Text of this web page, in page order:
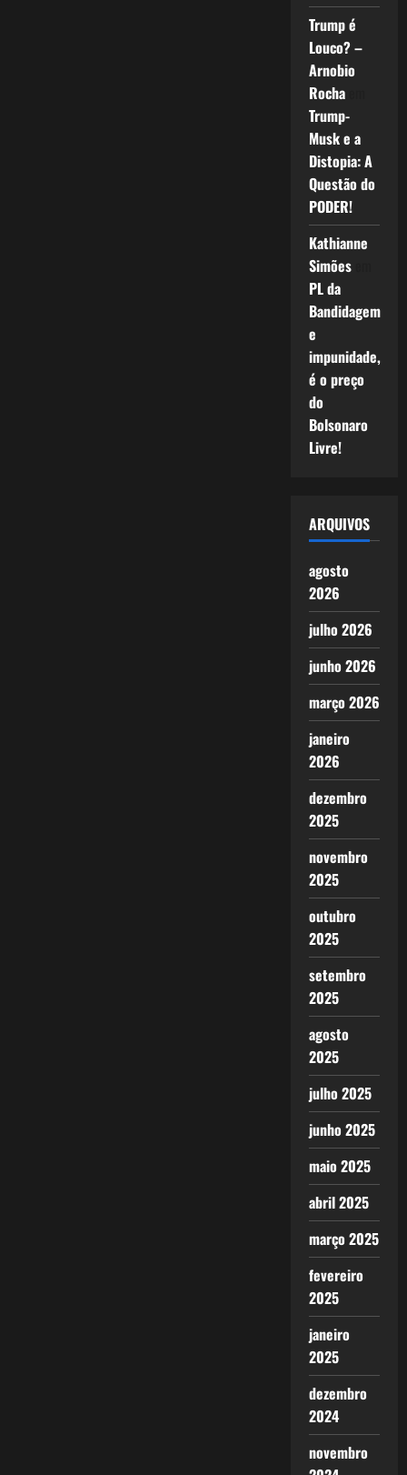
Trump é
Louco? –
Arnobio
Rochaem
Trump-
Musk e a
Distopia: A
Questão do
PODER!
Kathianne
Simõesem
PL da
Bandidagem
e
impunidade,
é o preço
do
Bolsonaro
Livre!
ARQUIVOS
agosto
2026
julho 2026
junho 2026
março 2026
janeiro
2026
dezembro
2025
novembro
2025
outubro
2025
setembro
2025
agosto
2025
julho 2025
junho 2025
maio 2025
abril 2025
março 2025
fevereiro
2025
janeiro
2025
dezembro
2024
novembro